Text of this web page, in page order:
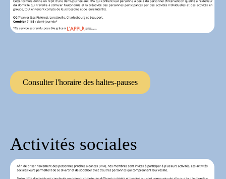
Consulter l'horaire des haltes-pauses
Activités sociales